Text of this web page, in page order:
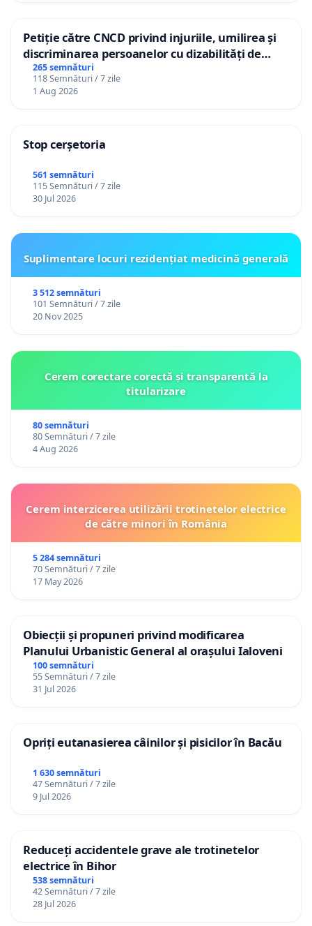
Petiție către CNCD privind injuriile, umilirea și
discriminarea persoanelor cu dizabilități de
către utilizatorul TikTok „Gorici”
265 semnături
118 Semnături / 7 zile
1 Aug 2026
Stop cerșetoria
561 semnături
115 Semnături / 7 zile
30 Jul 2026
Suplimentare locuri rezidențiat medicină generală
3 512 semnături
101 Semnături / 7 zile
20 Nov 2025
Cerem corectare corectă și transparentă la
titularizare
80 semnături
80 Semnături / 7 zile
4 Aug 2026
Cerem interzicerea utilizării trotinetelor electrice
de către minori în România
5 284 semnături
70 Semnături / 7 zile
17 May 2026
Obiecții și propuneri privind modificarea
Planului Urbanistic General al orașului Ialoveni
100 semnături
55 Semnături / 7 zile
31 Jul 2026
Opriți eutanasierea câinilor și pisicilor în Bacău
1 630 semnături
47 Semnături / 7 zile
9 Jul 2026
Reduceți accidentele grave ale trotinetelor
electrice în Bihor
538 semnături
42 Semnături / 7 zile
28 Jul 2026